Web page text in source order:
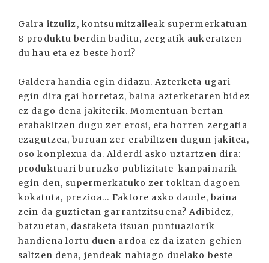
Gaira itzuliz, kontsumitzaileak supermerkatuan
8 produktu berdin baditu, zergatik aukeratzen
du hau eta ez beste hori?
Galdera handia egin didazu. Azterketa ugari
egin dira gai horretaz, baina azterketaren bidez
ez dago dena jakiterik. Momentuan bertan
erabakitzen dugu zer erosi, eta horren zergatia
ezagutzea, buruan zer erabiltzen dugun jakitea,
oso konplexua da. Alderdi asko uztartzen dira:
produktuari buruzko publizitate-kanpainarik
egin den, supermerkatuko zer tokitan dagoen
kokatuta, prezioa... Faktore asko daude, baina
zein da guztietan garrantzitsuena? Adibidez,
batzuetan, dastaketa itsuan puntuaziorik
handiena lortu duen ardoa ez da izaten gehien
saltzen dena, jendeak nahiago duelako beste